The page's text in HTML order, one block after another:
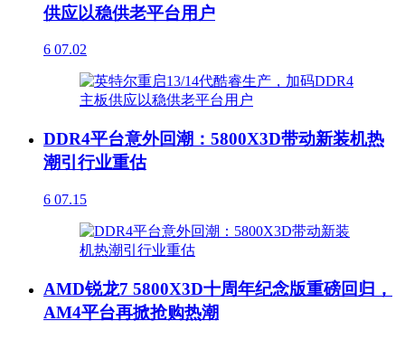
供应以稳供老平台用户
6 07.02
DDR4平台意外回潮：5800X3D带动新装机热
潮引行业重估
6 07.15
AMD锐龙7 5800X3D十周年纪念版重磅回归，
AM4平台再掀抢购热潮